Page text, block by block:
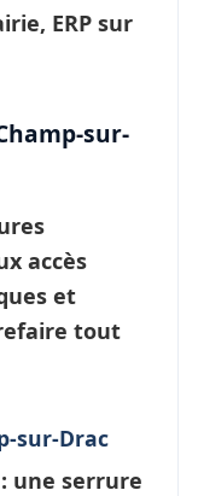
ERP sur
sur-
accès
et
tout
sur-Drac
une serrure